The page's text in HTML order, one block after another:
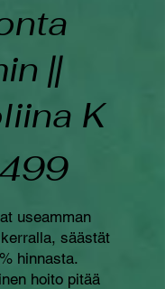
||
K
useamman
säästät
hinnasta.
hoito pitää